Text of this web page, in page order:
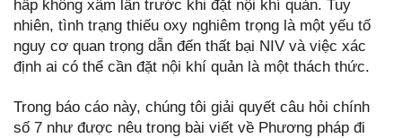
hấp không xâm lấn trước khi đặt nội khí quản. Tuy
nhiên, tình trạng thiếu oxy nghiêm trọng là một yếu tố
nguy cơ quan trọng dẫn đến thất bại NIV và việc xác
định ai có thể cần đặt nội khí quản là một thách thức.
Trong báo cáo này, chúng tôi giải quyết câu hỏi chính
số 7 như được nêu trong bài viết về Phương pháp đi